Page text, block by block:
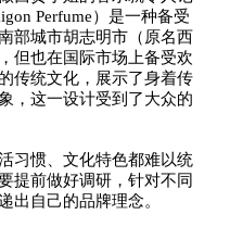
Perfume）是一种备受
部城市胡志明市（原名西
但也在国际市场上备受欢
传统文化，展示了身着传
，这一设计受到了大众的
习惯、文化特色都难以统
提前做好调研，针对不同
出自己的品牌理念。